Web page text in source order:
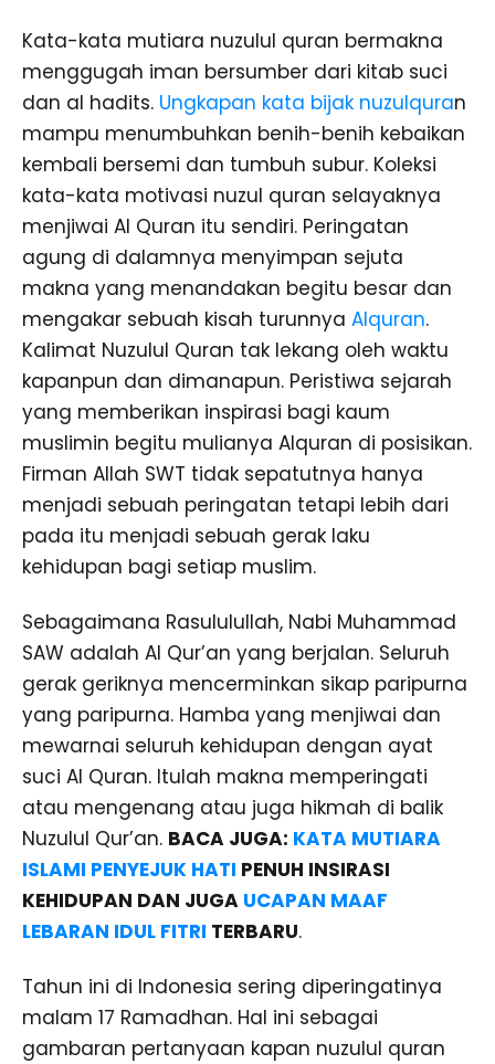
Kata-kata mutiara nuzulul quran bermakna
menggugah iman bersumber dari kitab suci
dan al hadits. Ungkapan kata bijak nuzulquran
mampu menumbuhkan benih-benih kebaikan
kembali bersemi dan tumbuh subur. Koleksi
kata-kata motivasi nuzul quran selayaknya
menjiwai Al Quran itu sendiri. Peringatan
agung di dalamnya menyimpan sejuta
makna yang menandakan begitu besar dan
mengakar sebuah kisah turunnya Alquran.
Kalimat Nuzulul Quran tak lekang oleh waktu
kapanpun dan dimanapun. Peristiwa sejarah
yang memberikan inspirasi bagi kaum
muslimin begitu mulianya Alquran di posisikan.
Firman Allah SWT tidak sepatutnya hanya
menjadi sebuah peringatan tetapi lebih dari
pada itu menjadi sebuah gerak laku
kehidupan bagi setiap muslim.
Sebagaimana Rasululullah, Nabi Muhammad
SAW adalah Al Qur’an yang berjalan. Seluruh
gerak geriknya mencerminkan sikap paripurna
yang paripurna. Hamba yang menjiwai dan
mewarnai seluruh kehidupan dengan ayat
suci Al Quran. Itulah makna memperingati
atau mengenang atau juga hikmah di balik
Nuzulul Qur’an. BACA JUGA: KATA MUTIARA
ISLAMI PENYEJUK HATI PENUH INSIRASI
KEHIDUPAN DAN JUGA UCAPAN MAAF
LEBARAN IDUL FITRI TERBARU.
Tahun ini di Indonesia sering diperingatinya
malam 17 Ramadhan. Hal ini sebagai
gambaran pertanyaan kapan nuzulul quran